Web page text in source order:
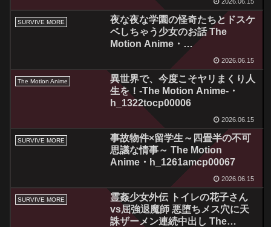
SURVIVE MORE
夜な夜な学園の怪奇たちとドスケ
ベしちゃう少女のお話 The
Motion Anime・
h_1261amcp00066
2026.06.15
The Motion Anime
異世界で、今度こそヤリまくり人
生を！-The Motion Anime-・
h_1322tocp00006
2026.06.15
SURVIVE MORE
事故物件×留学生～四畳半の不可
思議な情事～ The Motion
Anime・h_1261amcp00067
2026.06.15
SURVIVE MORE
霊姦少女外伝 トイレの花子さん
vs屈強退魔師 悪堕ちメス穴に天
誅ザーメン連続中出し The